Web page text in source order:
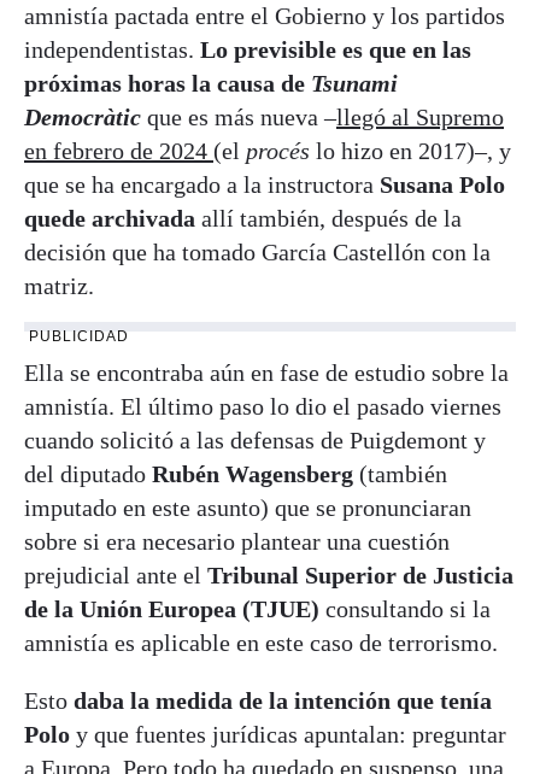
amnistía pactada entre el Gobierno y los partidos
independentistas. Lo previsible es que en las
próximas horas la causa de Tsunami
Democràtic que es más nueva –llegó al Supremo
en febrero de 2024 (el procés lo hizo en 2017)–, y
que se ha encargado a la instructora Susana Polo
quede archivada allí también, después de la
decisión que ha tomado García Castellón con la
matriz.
PUBLICIDAD
Ella se encontraba aún en fase de estudio sobre la
amnistía. El último paso lo dio el pasado viernes
cuando solicitó a las defensas de Puigdemont y
del diputado Rubén Wagensberg (también
imputado en este asunto) que se pronunciaran
sobre si era necesario plantear una cuestión
prejudicial ante el Tribunal Superior de Justicia
de la Unión Europea (TJUE) consultando si la
amnistía es aplicable en este caso de terrorismo.
Esto daba la medida de la intención que tenía
Polo y que fuentes jurídicas apuntalan: preguntar
a Europa. Pero todo ha quedado en suspenso, una